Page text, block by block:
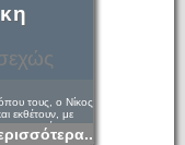
τους, ο Νίκος
εκθέτουν, με
οικογένειας,